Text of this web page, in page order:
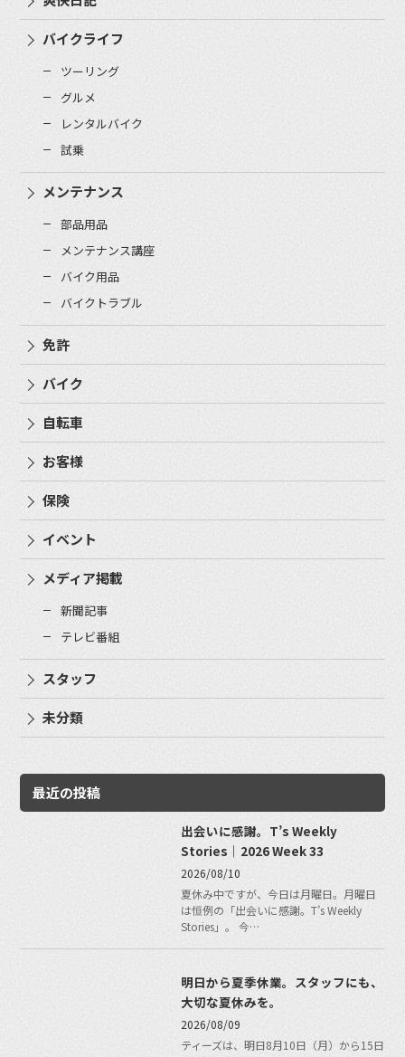
バイクライフ
ツーリング
グルメ
レンタルバイク
試乗
メンテナンス
部品用品
メンテナンス講座
バイク用品
バイクトラブル
免許
バイク
自転車
お客様
保険
イベント
メディア掲載
新聞記事
テレビ番組
スタッフ
未分類
最近の投稿
出会いに感謝。T’s Weekly
Stories｜2026 Week 33
2026/08/10
夏休み中ですが、今日は月曜日。月曜日
は恒例の「出会いに感謝。T’s Weekly
Stories」。 今…
明日から夏季休業。スタッフにも、
大切な夏休みを。
2026/08/09
ティーズは、明日8月10日（月）から15日